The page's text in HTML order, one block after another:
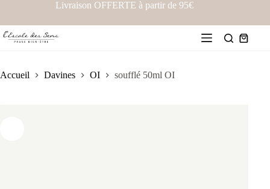
Livraison OFFERTE à partir de 95€
Accueil Davines OI soufflé 50ml OI